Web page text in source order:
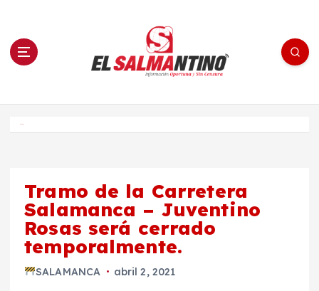
n El Salmantino - medios/noticias/editorial
Tramo de la Carretera
Salamanca – Juventino
Rosas será cerrado
temporalmente.
SALAMANCA abril 2, 2021